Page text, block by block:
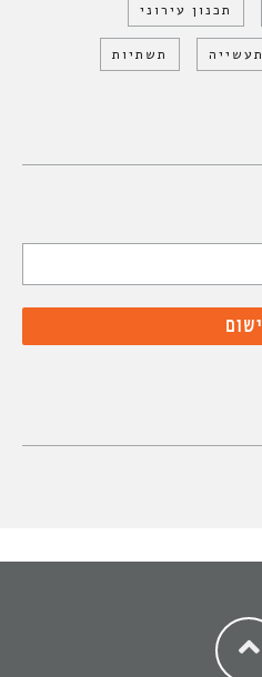
תכנון עירוני
תעשייה תשתיות